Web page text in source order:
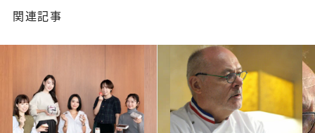
関連記事